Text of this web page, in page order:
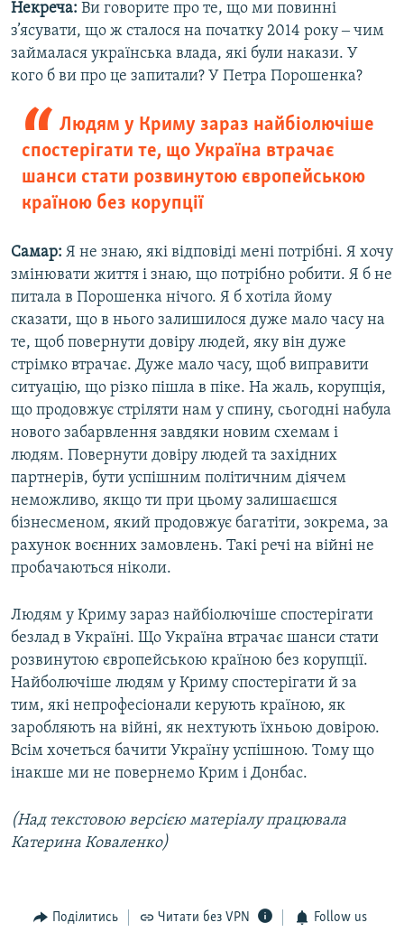
Некреча: Ви говорите про те, що ми повинні
з’ясувати, що ж сталося на початку 2014 року ‒ чим
займалася українська влада, які були накази. У
кого б ви про це запитали? У Петра Порошенка?
Людям у Криму зараз найбіолючіше
спостерігати те, що Україна втрачає
шанси стати розвинутою європейською
країною без корупції
Самар: Я не знаю, які відповіді мені потрібні. Я хочу
змінювати життя і знаю, що потрібно робити. Я б не
питала в Порошенка нічого. Я б хотіла йому
сказати, що в нього залишилося дуже мало часу на
те, щоб повернути довіру людей, яку він дуже
стрімко втрачає. Дуже мало часу, щоб виправити
ситуацію, що різко пішла в піке. На жаль, корупція,
що продовжує стріляти нам у спину, сьогодні набула
нового забарвлення завдяки новим схемам і
людям. Повернути довіру людей та західних
партнерів, бути успішним політичним діячем
неможливо, якщо ти при цьому залишаєшся
бізнесменом, який продовжує багатіти, зокрема, за
рахунок воєнних замовлень. Такі речі на війні не
пробачаються ніколи.
Людям у Криму зараз найбіолючіше спостерігати
безлад в Україні. Що Україна втрачає шанси стати
розвинутою європейською країною без корупції.
Найболючіше людям у Криму спостерігати й за
тим, які непрофесіонали керують країною, як
заробляють на війні, як нехтують їхньою довірою.
Всім хочеться бачити Україну успішною. Тому що
інакше ми не повернемо Крим і Донбас.
(Над текстовою версією матеріалу працювала
Катерина Коваленко)
Поділитись Читати без VPN Follow us